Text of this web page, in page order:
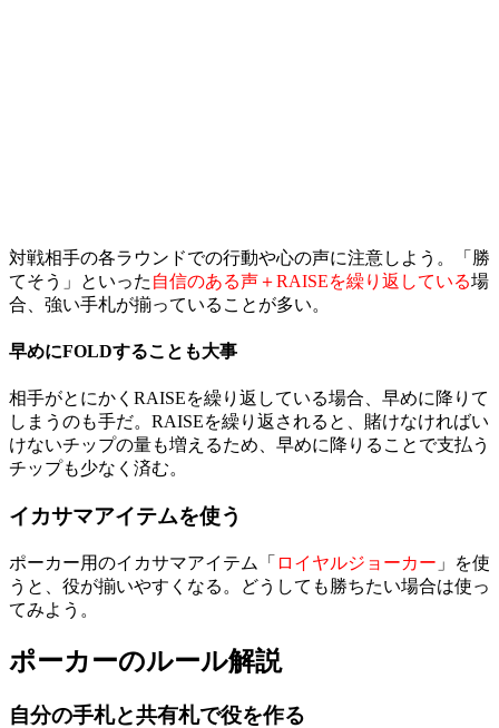
対戦相手の各ラウンドでの行動や心の声に注意しよう。「勝
てそう」といった 自信のある声＋RAISEを繰り返している場
合、強い手札が揃っていることが多い。
早めにFOLDすることも大事
相手がとにかくRAISEを繰り返している場合、早めに降りて
しまうのも手だ。RAISEを繰り返されると、賭けなければい
けないチップの量も増えるため、早めに降りることで支払う
チップも少なく済む。
イカサマアイテムを使う
ポーカー用のイカサマアイテム「 ロイヤルジョーカー 」を使
うと、役が揃いやすくなる。どうしても勝ちたい場合は使っ
てみよう。
ポーカーのルール解説
自分の手札と共有札で役を作る